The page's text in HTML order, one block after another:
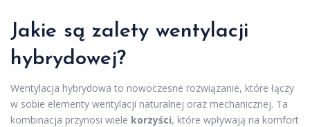
Jakie są zalety wentylacji
hybrydowej?
Wentylacja hybrydowa to nowoczesne rozwiązanie, które łączy
w sobie elementy wentylacji naturalnej oraz mechanicznej. Ta
kombinacja przynosi wiele korzyści, które wpływają na komfort